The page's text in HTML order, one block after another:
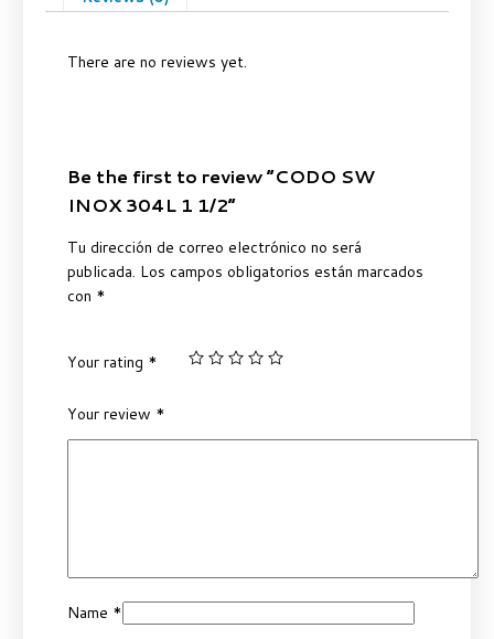
There are no reviews yet.
Be the first to review “CODO SW
INOX 304L 1 1/2”
Tu dirección de correo electrónico no será
publicada. Los campos obligatorios están marcados
con *
Your rating *
Your review *
Name *